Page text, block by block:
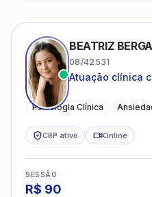
BEATRIZ
08/42531
Atuação clínica
Psicologia Clínica
CRP ativo Online
SESSÃO
R$ 90